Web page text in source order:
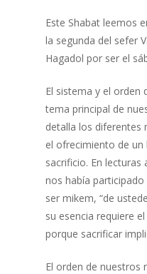
Este Shabat leemos
la segunda del sefer
Hagadol por ser el
El sistema y el orden
tema principal de
detalla los diferentes
el ofrecimiento de un
sacrificio. En
nos había
ser mikem, “de
su esencia requiere
porque sacrificar
El orden de nuestros